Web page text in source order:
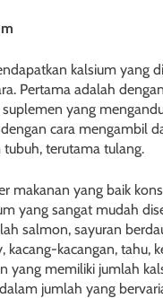
kalsium yang
Pertama adalah
yang
cara mengambil
terutama tulang.
makanan yang baik
yang sangat mudah
salmon, sayuran
kacang-kacangan, tahu,
yang memiliki jumlah
jumlah yang